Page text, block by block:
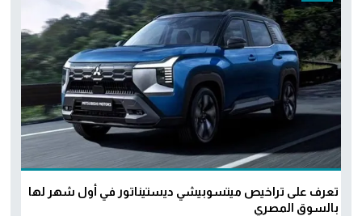
تعرف على تراخيص ميتسوبيشي ديستيناتور في أول شهر لها
بالسوق المصري